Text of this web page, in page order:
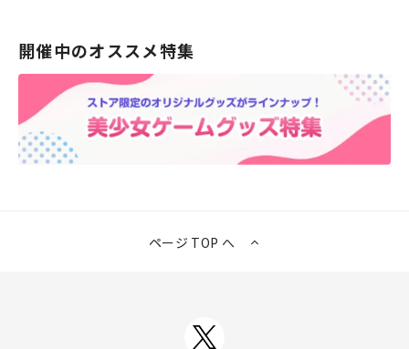
開催中のオススメ特集
ページ TOP へ